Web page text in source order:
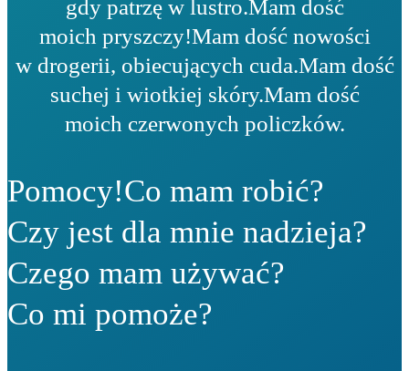
gdy patrzę w lustro.Mam dość
moich pryszczy!Mam dość nowości
w drogerii, obiecujących cuda.Mam dość
suchej i wiotkiej skóry.Mam dość
moich czerwonych policzków.
Pomocy!Co mam robić?
Czy jest dla mnie nadzieja?
Czego mam używać?
Co mi pomoże?